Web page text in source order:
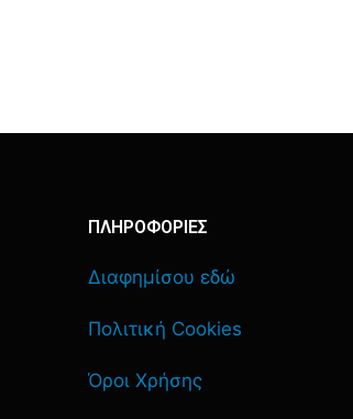
ΠΛΗΡΟΦΟΡΙΕΣ
Διαφημίσου εδώ
Πολιτική Cookies
Όροι Χρήσης